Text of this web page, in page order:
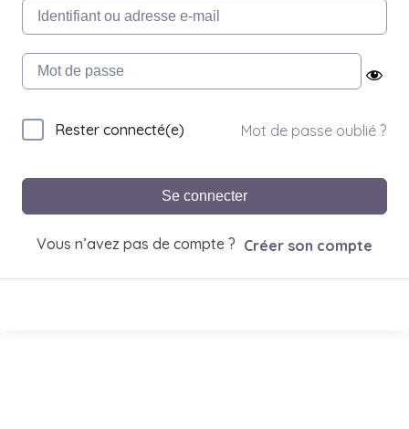
Rester connecté(e) Mot de passe oublié ?
Se connecter
Vous n’avez pas de compte ? Créer son compte